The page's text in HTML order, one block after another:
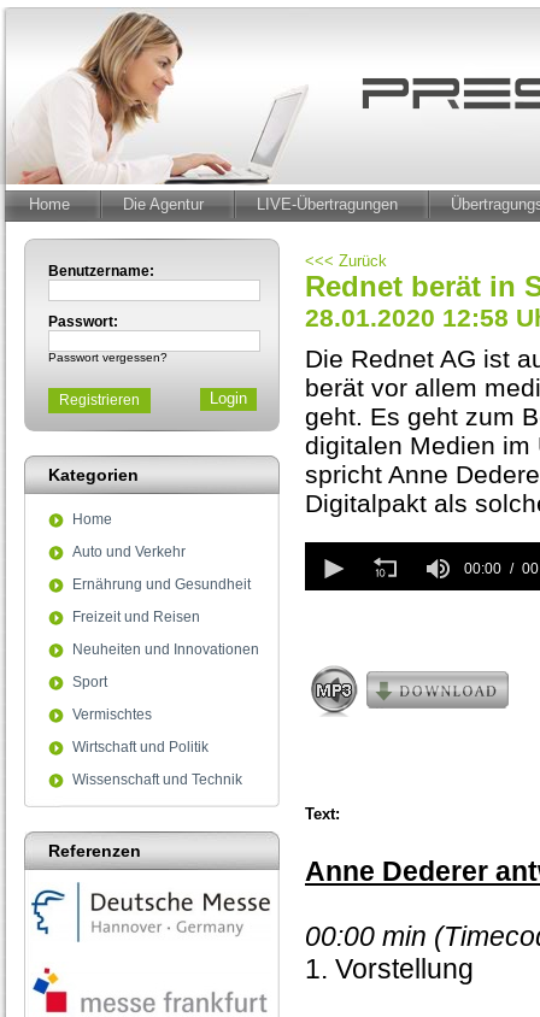
Home Die Agentur LIVE-Übertragungen
Benutzername:
Passwort:
Passwort vergessen?
Registrieren
Kategorien
Home
Auto und Verkehr
Ernährung und Gesundheit
Freizeit und Reisen
Neuheiten und Innovationen
Sport
Vermischtes
Wirtschaft und Politik
Wissenschaft und Technik
Referenzen
<<< Zurück
Rednet berät in
28.01.2020 12:58
Die Rednet AG ist
berät vor allem
geht. Es geht zum
digitalen Medien im
spricht Anne
Digitalpakt als
seconds
of
00:00
Text:
Anne Dederer
00:00 min
1. Vorstellung